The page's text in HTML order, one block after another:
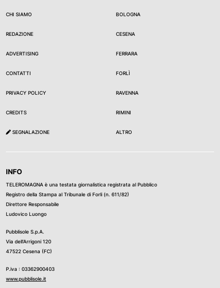
CHI SIAMO
REDAZIONE
ADVERTISING
CONTATTI
PRIVACY POLICY
CREDITS
SEGNALAZIONE
BOLOGNA
CESENA
FERRARA
FORLÌ
RAVENNA
RIMINI
ALTRO
INFO
TELEROMAGNA è una testata giornalistica registrata al Pubblico
Registro della Stampa al Tribunale di Forli (n. 611/82)
Direttore Responsabile
Ludovico Luongo
Pubblisole S.p.A.
Via dell’Arrigoni 120
47522 Cesena (FC)
P.iva : 03362900403
www.pubblisole.it